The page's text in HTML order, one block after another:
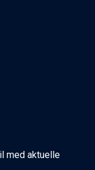
med aktuelle